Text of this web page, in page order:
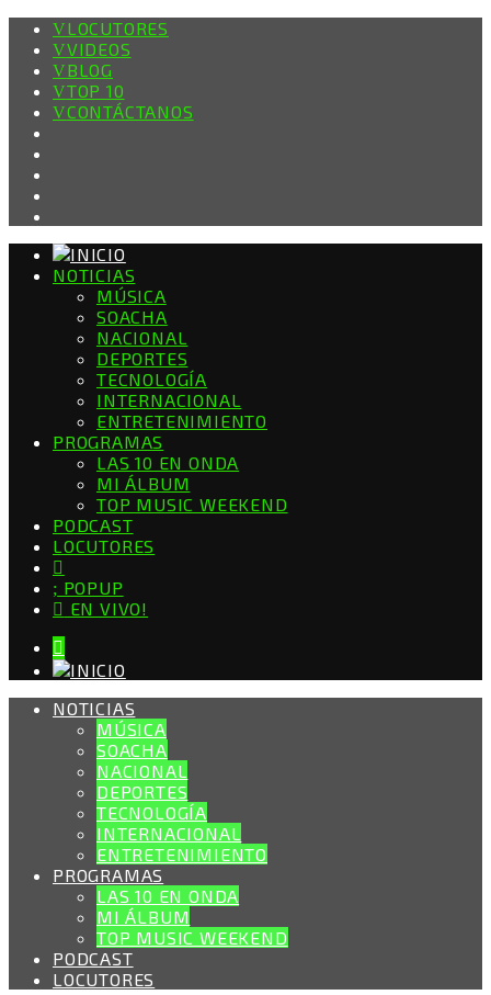
LOCUTORES
VIDEOS
BLOG
TOP 10
CONTÁCTANOS
NOTICIAS
MÚSICA
SOACHA
NACIONAL
DEPORTES
TECNOLOGÍA
INTERNACIONAL
ENTRETENIMIENTO
PROGRAMAS
LAS 10 EN ONDA
MI ÁLBUM
TOP MUSIC WEEKEND
PODCAST
LOCUTORES
POPUP
EN VIVO!
NOTICIAS
MÚSICA
SOACHA
NACIONAL
DEPORTES
TECNOLOGÍA
INTERNACIONAL
ENTRETENIMIENTO
PROGRAMAS
LAS 10 EN ONDA
MI ÁLBUM
TOP MUSIC WEEKEND
PODCAST
LOCUTORES